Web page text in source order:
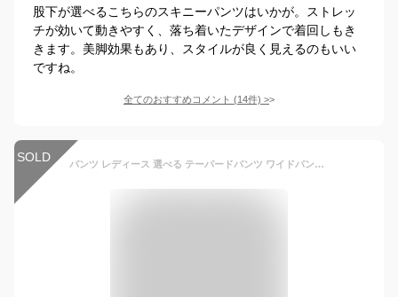
股下が選べるこちらのスキニーパンツはいかが。ストレッ
チが効いて動きやすく、落ち着いたデザインで着回しもき
きます。美脚効果もあり、スタイルが良く見えるのもいい
ですね。
全てのおすすめコメント (14件) >
SOLD パンツ レディース 選べる テーパードパンツ ワイドパンツ 秋冬 あったか 暖かい ウール調 ストレッチ S-LL 洗える 裏起毛 裏地無 後ゴム ニッセン pt0 中空糸 オフィスカジュアル 通勤 オフィス 9分丈